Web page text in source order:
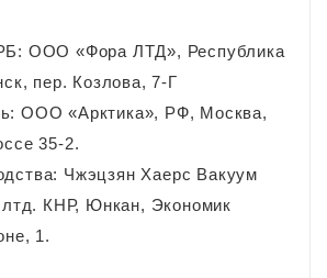
ООО «Фора ЛТД», Республика
пер. Козлова, 7-Г
ООО «Арктика», РФ, Москва,
35-2.
Чжэцзян Хаерс Вакуум
лтд. КНР, Юнкан, Экономик
1.